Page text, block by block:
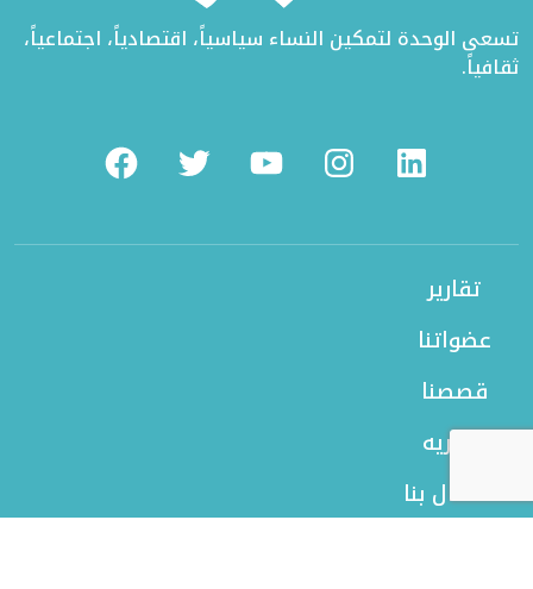
تسعى الوحدة لتمكين النساء سياسياً، اقتصادياً، اجتماعياً،
ثقافياً.
FacebookTwitterYoutubeInstagramLinkedin
تقارير
عضواتنا
قصصنا
بورتريه
الاتصال بنا